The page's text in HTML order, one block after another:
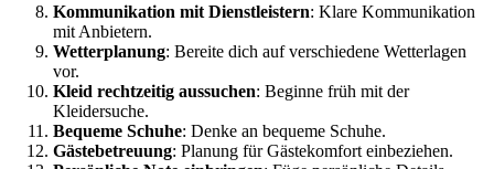
Kommunikation mit Dienstleistern: Klare Kommunikation
mit Anbietern.
Wetterplanung: Bereite dich auf verschiedene Wetterlagen
vor.
Kleid rechtzeitig aussuchen: Beginne früh mit der
Kleidersuche.
Bequeme Schuhe: Denke an bequeme Schuhe.
Gästebetreuung: Planung für Gästekomfort einbeziehen.